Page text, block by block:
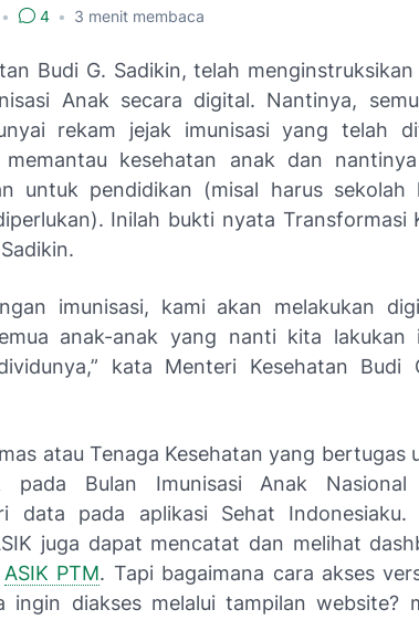
• 4 • 3 menit membaca
Budi G. Sadikin, telah
Anak secara digital. Nantinya,
rekam jejak imunisasi yang telah
kesehatan anak dan
untuk pendidikan (misal harus sekolah
Inilah bukti nyata Transformasi
imunisasi, kami akan melakukan
anak-anak yang nanti kita lakukan
kata Menteri Kesehatan Budi
atau Tenaga Kesehatan yang bertugas
pada Bulan Imunisasi Anak
data pada aplikasi Sehat Indonesiaku.
juga dapat mencatat dan melihat
ASIK PTM. Tapi bagaimana cara akses
ingin diakses melalui tampilan website?